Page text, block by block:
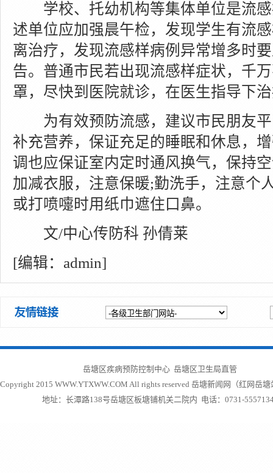
学校、托幼机构等集体单位是流感
述单位应加强晨午检，发现学生有流
离治疗，发现流感样病例异常增多时
告。普通市民若出现流感样症状，千
罩，尽快到医院就诊，在医生指导下
为有效预防流感，建议市民朋友平
补充营养，保证充足的睡眠和休息，
调也应保证室内定时通风换气，保持
加减衣服，注意保暖;勤洗手，注意个
或打喷嚏时用纸巾遮住口鼻。
文/中心传防科 孙倩莱
[编辑：admin]
岳塘区疾病预防控制中心 岳塘区卫生局直管
Copyright 2015 WWW.YTXWW.COM All rights reserved 岳塘新闻网（红网岳塘
地址：长潭路138号岳塘区板塘铺机关二院内 电话：0731-